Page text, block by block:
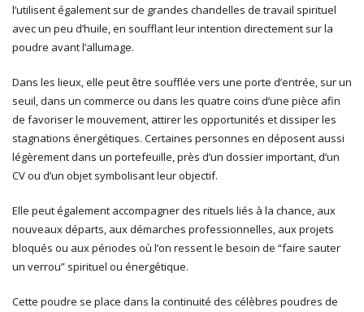
l’utilisent également sur de grandes chandelles de travail spirituel
avec un peu d’huile, en soufflant leur intention directement sur la
poudre avant l’allumage.
Dans les lieux, elle peut être soufflée vers une porte d’entrée, sur un
seuil, dans un commerce ou dans les quatre coins d’une pièce afin
de favoriser le mouvement, attirer les opportunités et dissiper les
stagnations énergétiques. Certaines personnes en déposent aussi
légèrement dans un portefeuille, près d’un dossier important, d’un
CV ou d’un objet symbolisant leur objectif.
Elle peut également accompagner des rituels liés à la chance, aux
nouveaux départs, aux démarches professionnelles, aux projets
bloqués ou aux périodes où l’on ressent le besoin de “faire sauter
un verrou” spirituel ou énergétique.
Cette poudre se place dans la continuité des célèbres poudres de